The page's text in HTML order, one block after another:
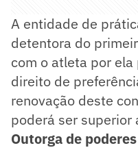
A entidade de
detentora do
com o atleta por
direito de
renovação deste
poderá ser superior
Outorga de